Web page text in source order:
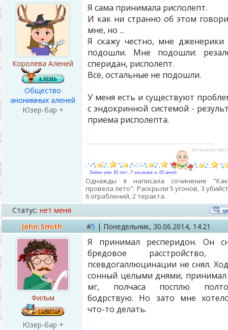
Королева Аленей
Общество
анонимных аленей
Юзер-бар +
Я сама принимала рисполепт.
И как ни странно об этом
мне, но ...
Я скажу честно, мне дженерики
подошли. Мне подошли:
сперидан, рисполепт.
Все, остальные не подошли.
У меня есть и существуют
с эндокринной системой -
приема рисполепта.
Однажды я написала сочинение
провела лето". Раскрыли 5 угонов, 3
6 ограблений, 2 теракта.
Статус: нет меня
John_Smith
#5 | Понедельник, 30.06.2014, 14:21
Фильм
Юзер-бар +
Я принимал респеридон. Он
бредовое расстройство,
псевдогаллюцинации не снял.
сонный целыми днями, принимал
мг, полчаса посплю
бодрствую. Но зато мне
что-то делать.